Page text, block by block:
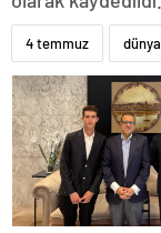
4 temmuz dünya